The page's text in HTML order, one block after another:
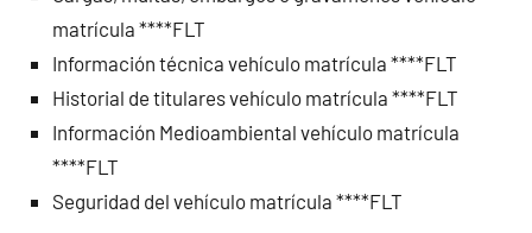
matrícula ****FLT
Información técnica vehículo matrícula ****FLT
Historial de titulares vehículo matrícula ****FLT
Información Medioambiental vehículo matrícula
****FLT
Seguridad del vehículo matrícula ****FLT